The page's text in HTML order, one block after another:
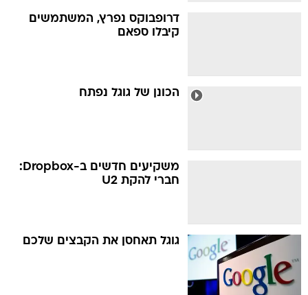
דרופבוקס נפרץ, המשתמשים
קיבלו ספאם
הכונן של גוגל נפתח
משקיעים חדשים ב-Dropbox:
חברי להקת U2
גוגל תאחסן את הקבצים שלכם